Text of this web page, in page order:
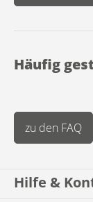
Häufig
zu den FAQ
Hilfe &